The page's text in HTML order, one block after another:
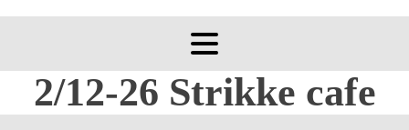
2/12-26 Strikke cafe